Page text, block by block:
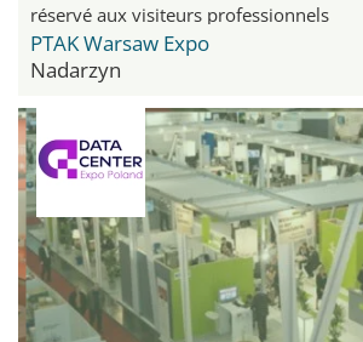
réservé aux visiteurs professionnels
PTAK Warsaw Expo
Nadarzyn